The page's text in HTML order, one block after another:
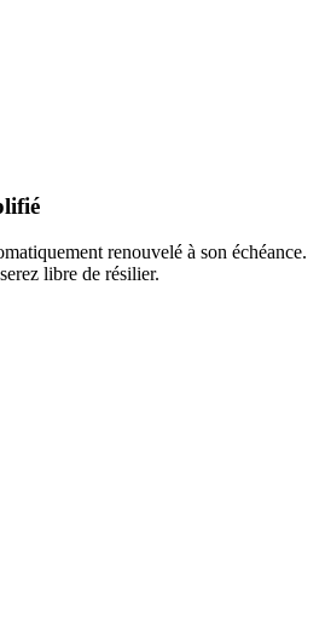
renouvelé à son échéance.
libre de résilier.